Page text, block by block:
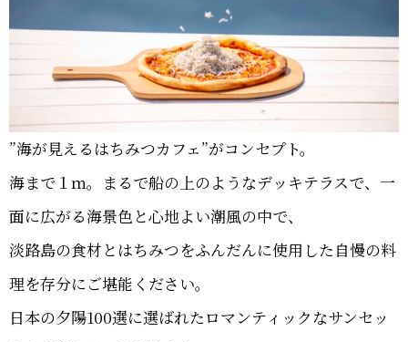
”海が見えるはちみつカフェ”がコンセプト。
海まで１ｍ。まるで船の上のようなデッキテラスで、一
面に広がる海景色と心地よい潮風の中で、
淡路島の食材とはちみつをふんだんに使用した自慢の料
理を存分にご堪能ください。
日本の夕陽100選に選ばれたロマンティックなサンセッ